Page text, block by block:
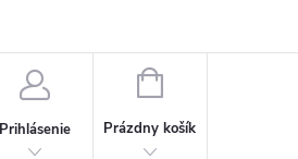
Prihlásenie
NÁKUPNÝ KOŠÍK
Prázdny košík